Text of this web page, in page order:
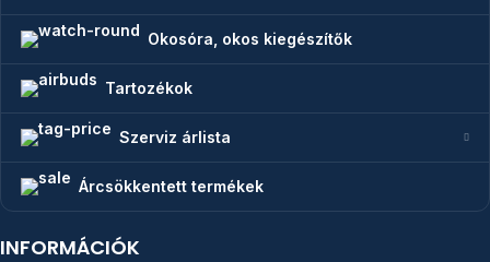
Okosóra, okos kiegészítők
Tartozékok
Szerviz árlista
Árcsökkentett termékek
INFORMÁCIÓK